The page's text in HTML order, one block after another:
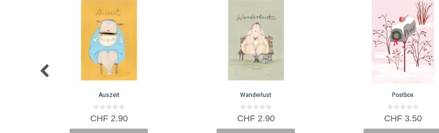
Auszeit
0
v
CHF2.90
Wanderlust
0
v
CHF2.90
Postbox
0
v
CHF3.50